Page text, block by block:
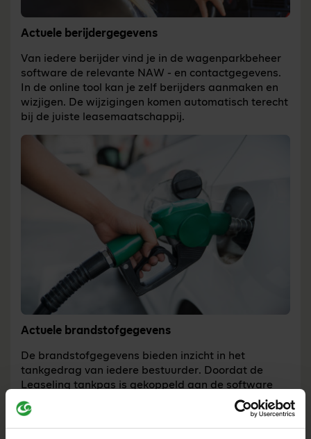
Actuele berijdergegevens
Van iedere berijder vind je in de wagenparkbeheer
software de relevante NAW - en contactgegevens.
In de online tool kan je zelf berijders aanmaken en
wizjigen. De wijzigingen komen automatisch terecht
bij de juiste leasemaatschappij.
Actuele brandstofgegevens
De brandstofgegevens bieden inzicht in het
tankgedrag van iedere bestuurder. Doordat de
Leaselinq tankpas is gekoppeld aan de software
geeft het portaal geeft je inzicht in
kilometerstanden en afwijkingen. Elke maand krijg
je één verzamelfactuur op basis van het